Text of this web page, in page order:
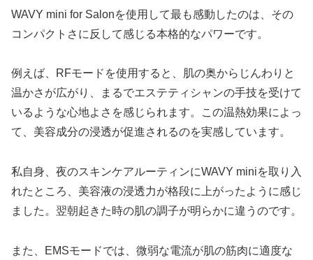
WAVY mini for Salonを使用して最も感動したのは、その
コンパクトさに反して感じる本格的なパワーです。
例えば、RFモードを使用すると、肌の奥からじんわりと
温かさが広がり、まるでエステティシャンの手技を受けて
いるような心地よさを感じられます。この温熱効果によっ
て、美容成分の浸透が促進されるのを実感しています。
私自身、夜のスキンケアルーティンにWAVY miniを取り入
れたところ、美容液の浸透力が格段に上がったように感じ
ました。翌朝起きた時の肌の調子が明らかに違うのです。
また、EMSモードでは、微弱な電流が肌の筋肉に適度な